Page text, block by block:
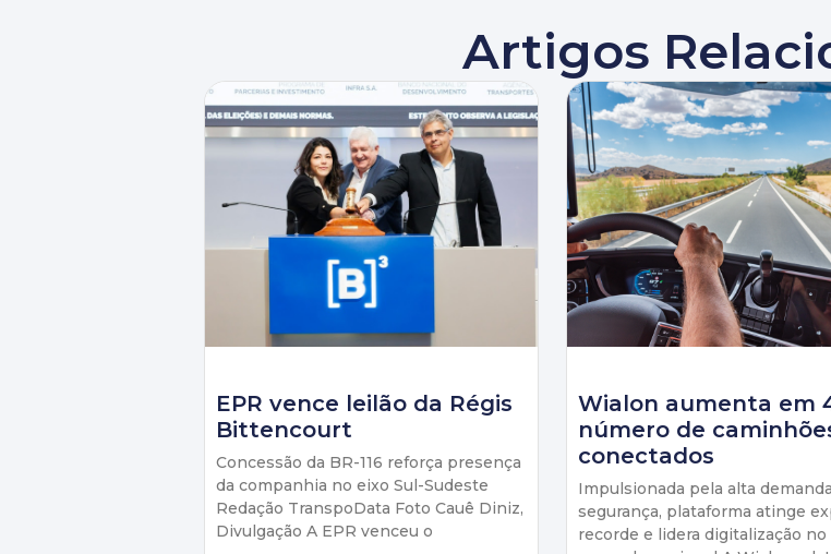
Artigos
EPR vence leilão da Régis
Bittencourt
Concessão da BR-116 reforça presença
da companhia no eixo Sul-Sudeste
Redação TranspoData Foto Cauê Diniz,
Divulgação A EPR venceu o
Wialon aumenta em
número de
conectados
Impulsionada pela alta
segurança, plataforma atinge
recorde e lidera digitalização no